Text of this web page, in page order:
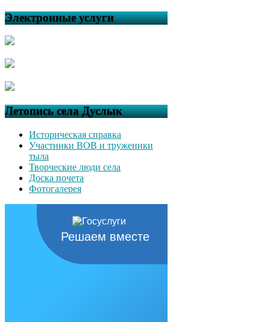
Электронные услуги
Летопись села Дуслык
Историческая справка
Участники ВОВ и труженики
тыла
Творческие люди села
Доска почета
Фотогалерея
Решаем вместе